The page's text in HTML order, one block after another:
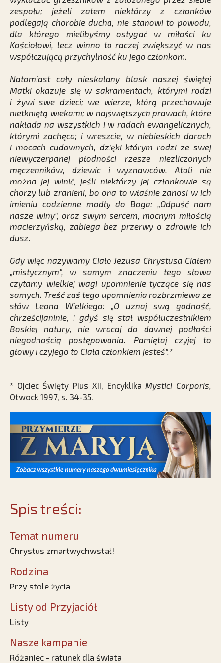
zespołu; jeżeli zatem niektórzy z członków
podlegają chorobie ducha, nie stanowi to powodu,
dla którego mielibyśmy ostygać w miłości ku
Kościołowi, lecz winno to raczej zwiększyć w nas
współczującą przychylność ku jego członkom.
Natomiast cały nieskalany blask naszej świętej
Matki okazuje się w sakramentach, którymi rodzi
i żywi swe dzieci; we wierze, którą przechowuje
nietkniętą wiekami; w najświętszych prawach, które
nakłada na wszystkich i w radach ewangelicznych,
którymi zachęca; i wreszcie, w niebieskich darach
i mocach cudownych, dzięki którym rodzi ze swej
niewyczerpanej płodności rzesze niezliczonych
męczenników, dziewic i wyznawców. Atoli nie
można jej winić, jeśli niektórzy jej członkowie są
chorzy lub zranieni, bo ona to właśnie zanosi w ich
imieniu codzienne modły do Boga: „Odpuść nam
nasze winy", oraz swym sercem, mocnym miłością
macierzyńską, zabiega bez przerwy o zdrowie ich
dusz.
Gdy więc nazywamy Ciało Jezusa Chrystusa Ciałem
„mistycznym", w samym znaczeniu tego słowa
czytamy wielkiej wagi upomnienie tyczące się nas
samych. Treść zaś tego upomnienia rozbrzmiewa ze
słów Leona Wielkiego: „O uznaj swą godność,
chrześcijaninie, i gdyś się stał współuczestnikiem
Boskiej natury, nie wracaj do dawnej podłości
niegodnością postępowania. Pamiętaj czyjej to
głowy i czyjego to Ciała członkiem jesteś".*
* Ojciec Święty Pius XII, EncyklikaMystici Corporis,
Otwock 1997, s. 34-35.
Spis treści:
Temat numeru
Chrystus zmartwychwstał!
Rodzina
Przy stole życia
Listy od Przyjaciół
Listy
Nasze kampanie
Różaniec - ratunek dla świata